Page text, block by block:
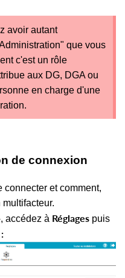
avoir autant
que vous
c'est un rôle
aux DG, DGA ou
en charge d'une
de connexion
connecter et comment,
, accédez à Réglages puis